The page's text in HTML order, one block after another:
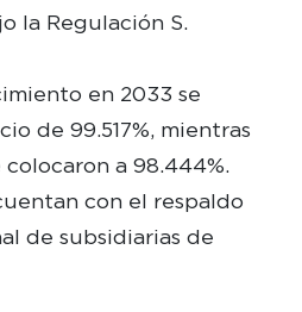
la Regulación S.
en 2033 se
de 99.517%, mientras
a 98.444%.
con el respaldo
de subsidiarias de